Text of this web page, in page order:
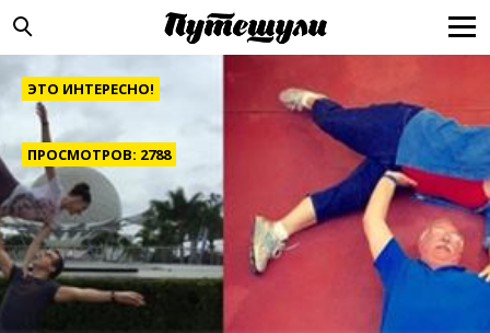
ЭТО ИНТЕРЕСНО!
ПРОСМОТРОВ: 2788